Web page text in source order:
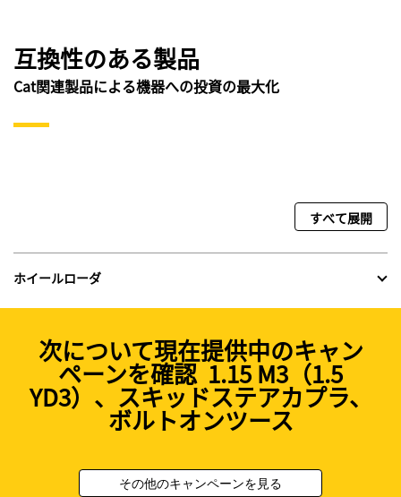
互換性のある製品
Cat関連製品による機器への投資の最大化
すべて展開
ホイールローダ
次について現在提供中のキャン
ペーンを確認 1.15 M3（1.5
YD3）、スキッドステアカプラ、
ボルトオンツース
その他のキャンペーンを見る